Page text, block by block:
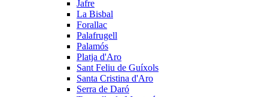
Jafre
La Bisbal
Forallac
Palafrugell
Palamós
Platja d'Aro
Sant Feliu de Guíxols
Santa Cristina d'Aro
Serra de Daró